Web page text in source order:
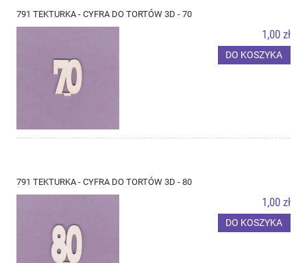
791 TEKTURKA - CYFRA DO TORTÓW 3D - 70
1,00 zł
DO KOSZYKA
791 TEKTURKA - CYFRA DO TORTÓW 3D - 80
1,00 zł
DO KOSZYKA